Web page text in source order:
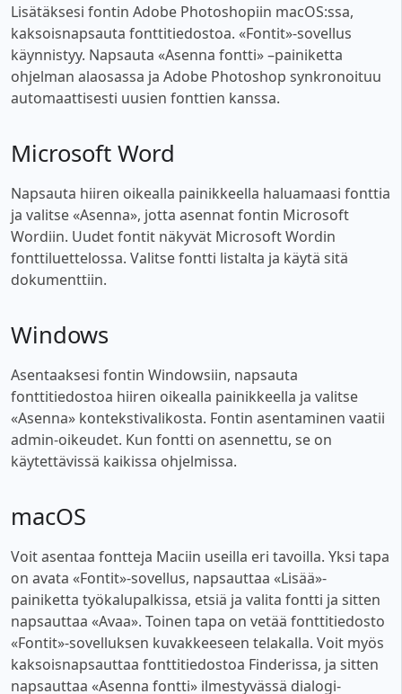
Lisätäksesi fontin Adobe Photoshopiin macOS:ssa,
kaksoisnapsauta fonttitiedostoa. «Fontit»-sovellus
käynnistyy. Napsauta «Asenna fontti» –painiketta
ohjelman alaosassa ja Adobe Photoshop synkronoituu
automaattisesti uusien fonttien kanssa.
Microsoft Word
Napsauta hiiren oikealla painikkeella haluamaasi fonttia
ja valitse «Asenna», jotta asennat fontin Microsoft
Wordiin. Uudet fontit näkyvät Microsoft Wordin
fonttiluettelossa. Valitse fontti listalta ja käytä sitä
dokumenttiin.
Windows
Asentaaksesi fontin Windowsiin, napsauta
fonttitiedostoa hiiren oikealla painikkeella ja valitse
«Asenna» kontekstivalikosta. Fontin asentaminen vaatii
admin-oikeudet. Kun fontti on asennettu, se on
käytettävissä kaikissa ohjelmissa.
macOS
Voit asentaa fontteja Maciin useilla eri tavoilla. Yksi tapa
on avata «Fontit»-sovellus, napsauttaa «Lisää»-
painiketta työkalupalkissa, etsiä ja valita fontti ja sitten
napsauttaa «Avaa». Toinen tapa on vetää fonttitiedosto
«Fontit»-sovelluksen kuvakkeeseen telakalla. Voit myös
kaksoisnapsauttaa fonttitiedostoa Finderissa, ja sitten
napsauttaa «Asenna fontti» ilmestyvässä dialogi-